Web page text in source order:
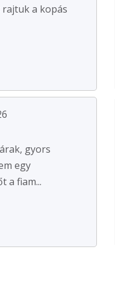
rajtuk a kopás
gyors
egy
a fiam...